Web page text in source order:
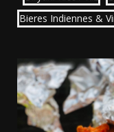
Bieres Indiennes &